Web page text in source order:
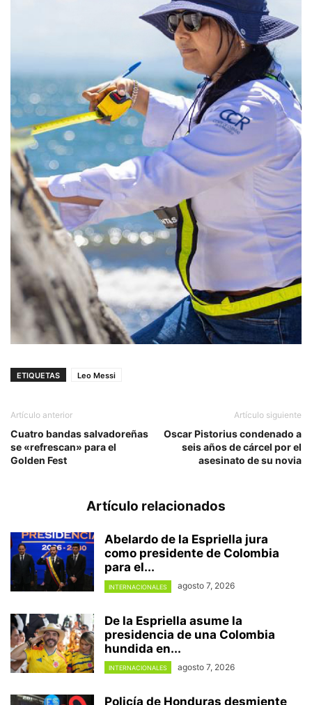
ETIQUETAS Leo Messi
Artículo anterior
Cuatro bandas salvadoreñas
se «refrescan» para el
Golden Fest
Artículo siguiente
Oscar Pistorius condenado a
seis años de cárcel por el
asesinato de su novia
Artículo relacionados
Abelardo de la Espriella jura
como presidente de Colombia
para el...
INTERNACIONALES agosto 7, 2026
De la Espriella asume la
presidencia de una Colombia
hundida en...
INTERNACIONALES agosto 7, 2026
Policía de Honduras desmiente